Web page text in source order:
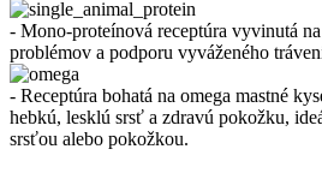
- Mono-proteínová receptúra vyvinutá
problémov a podporu vyváženého
- Receptúra bohatá na omega mastné
hebkú, lesklú srsť a zdravú pokožku,
srsťou alebo pokožkou.